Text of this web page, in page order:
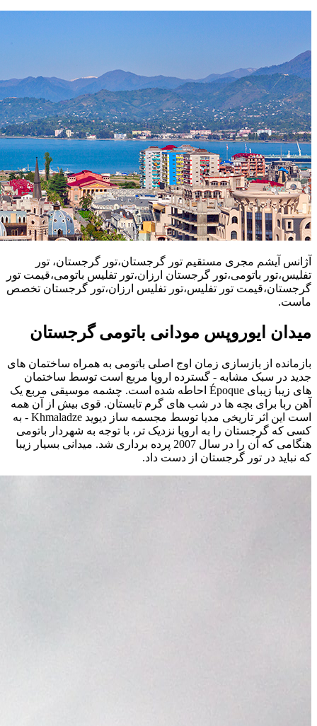
آژانس آیشم مجری مستقیم تور گرجستان،تور گرجستان، تور
تفلیس،تور باتومی،تور گرجستان ارزان،تور تفلیس باتومی،قیمت تور
گرجستان،قیمت تور تفلیس،تور تفلیس ارزان،تور گرجستان تخصص
ماست.
میدان ایوروپس مودانی باتومی گرجستان
بازمانده از بازسازی زمان اوج اصلی باتومی به همراه ساختمان های
جدید در سبک مشابه - گسترده اروپا مربع است توسط ساختمان
های زیبا زیبای Époque احاطه شده است. چشمه موسیقی مربع یک
آهن ربا برای بچه ها در شب های گرم تابستان. قوی بیش از آن همه
است این اثر تاریخی مدیا توسط مجسمه ساز دیوید Khmaladze - به
کسی که گرجستان را به اروپا نزدیک تر، با توجه به شهردار باتومی
هنگامی که آن را در سال 2007 پرده برداری شد. میدانی بسیار زیبا
که نباید در تور گرجستان از دست داد.